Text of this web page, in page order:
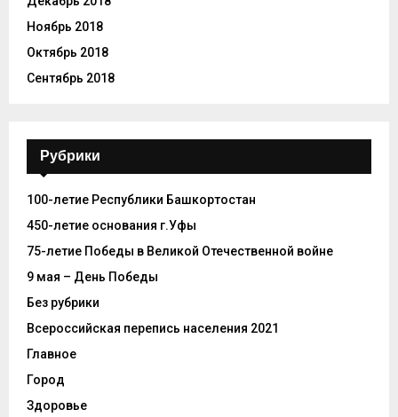
Ноябрь 2018
Октябрь 2018
Сентябрь 2018
Рубрики
100-летие Республики Башкортостан
450-летие основания г.Уфы
75-летие Победы в Великой Отечественной войне
9 мая – День Победы
Без рубрики
Всероссийская перепись населения 2021
Главное
Город
Здоровье